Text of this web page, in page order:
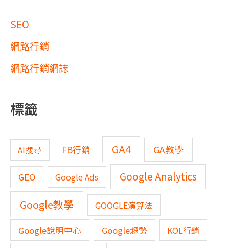
SEO
網路行銷
網路行銷網誌
標籤
AI搜尋 FB行銷 GA4 GA教學
GEO Google Ads Google Analytics
Google教學 GOOGLE演算法
Google說明中心 Google趨勢
KOL行銷